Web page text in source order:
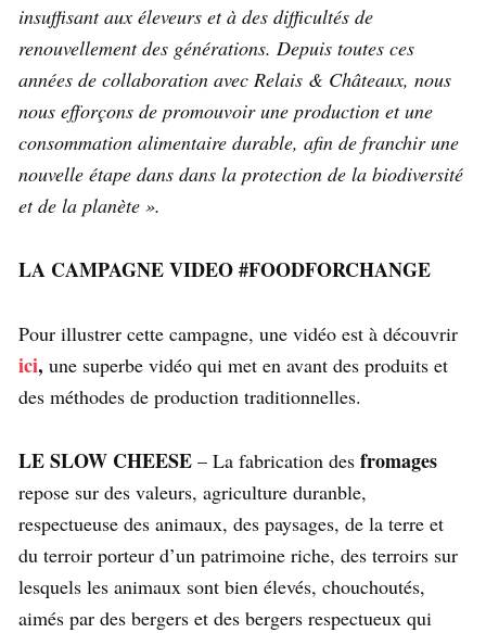
insuffisant aux éleveurs et à des difficultés de
renouvellement des générations. Depuis toutes ces
années de collaboration avec Relais & Châteaux, nous
nous efforçons de promouvoir une production et une
consommation alimentaire durable, afin de franchir une
nouvelle étape dans dans la protection de la biodiversité
et de la planète ».
LA CAMPAGNE VIDEO #FOODFORCHANGE
Pour illustrer cette campagne, une vidéo est à découvrir
ici, une superbe vidéo qui met en avant des produits et
des méthodes de production traditionnelles.
LE SLOW CHEESE – La fabrication des fromages
repose sur des valeurs, agriculture duranble,
respectueuse des animaux, des paysages, de la terre et
du terroir porteur d’un patrimoine riche, des terroirs sur
lesquels les animaux sont bien élevés, chouchoutés,
aimés par des bergers et des bergers respectueux qui